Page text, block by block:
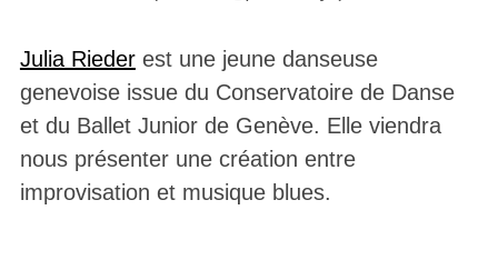
Julia Riederest une jeune danseuse
genevoise issue du Conservatoire de Danse
et du Ballet Junior de Genève. Elle viendra
nous présenter une création entre
improvisation et musique blues.